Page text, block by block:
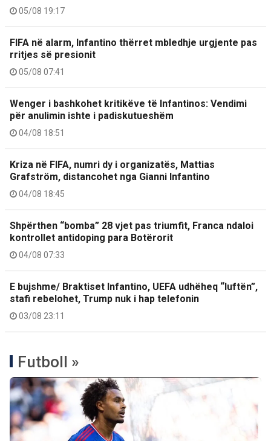
05/08 19:17
FIFA në alarm, Infantino thërret mbledhje urgjente pas
rritjes së presionit
05/08 07:41
Wenger i bashkohet kritikëve të Infantinos: Vendimi
për anulimin ishte i padiskutueshëm
04/08 18:51
Kriza në FIFA, numri dy i organizatës, Mattias
Grafström, distancohet nga Gianni Infantino
04/08 18:45
Shpërthen “bomba” 28 vjet pas triumfit, Franca ndaloi
kontrollet antidoping para Botërorit
04/08 07:33
E bujshme/ Braktiset Infantino, UEFA udhëheq “luftën”,
stafi rebelohet, Trump nuk i hap telefonin
03/08 23:11
Futboll »